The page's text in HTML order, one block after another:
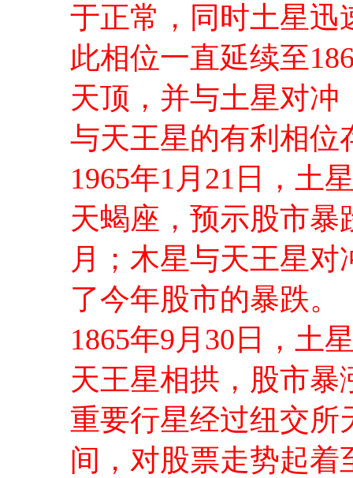
于正常，同时土星迅
此相位一直延续至
天顶，并与土星对
与天王星的有利相位
1965年1月21日，土
天蝎座，预示股市
月；木星与天王星
了今年股市的暴跌。
1865年9月30日，土
天王星相拱，股市暴
重要行星经过纽交所
间，对股票走势起